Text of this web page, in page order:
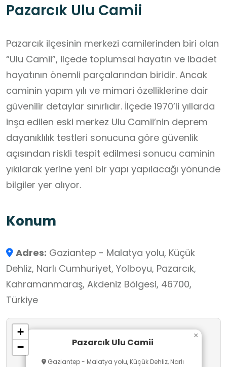
Pazarcık Ulu Camii
Pazarcık ilçesinin merkezi camilerinden biri olan
“Ulu Camii”, ilçede toplumsal hayatın ve ibadet
hayatının önemli parçalarından biridir. Ancak
caminin yapım yılı ve mimari özelliklerine dair
güvenilir detaylar sınırlıdır. İlçede 1970’li yıllarda
inşa edilen eski merkez Ulu Camii’nin deprem
dayanıklılık testleri sonucuna göre güvenlik
açısından riskli tespit edilmesi sonucu caminin
yıkılarak yerine yeni bir yapı yapılacağı yönünde
bilgiler yer alıyor.
Konum
Adres: Gaziantep - Malatya yolu, Küçük
Dehliz, Narlı Cumhuriyet, Yolboyu, Pazarcık,
Kahramanmaraş, Akdeniz Bölgesi, 46700,
Türkiye
Pazarcık Ulu Camii
Gaziantep - Malatya yolu, Küçük Dehliz, Narlı
×
+
−